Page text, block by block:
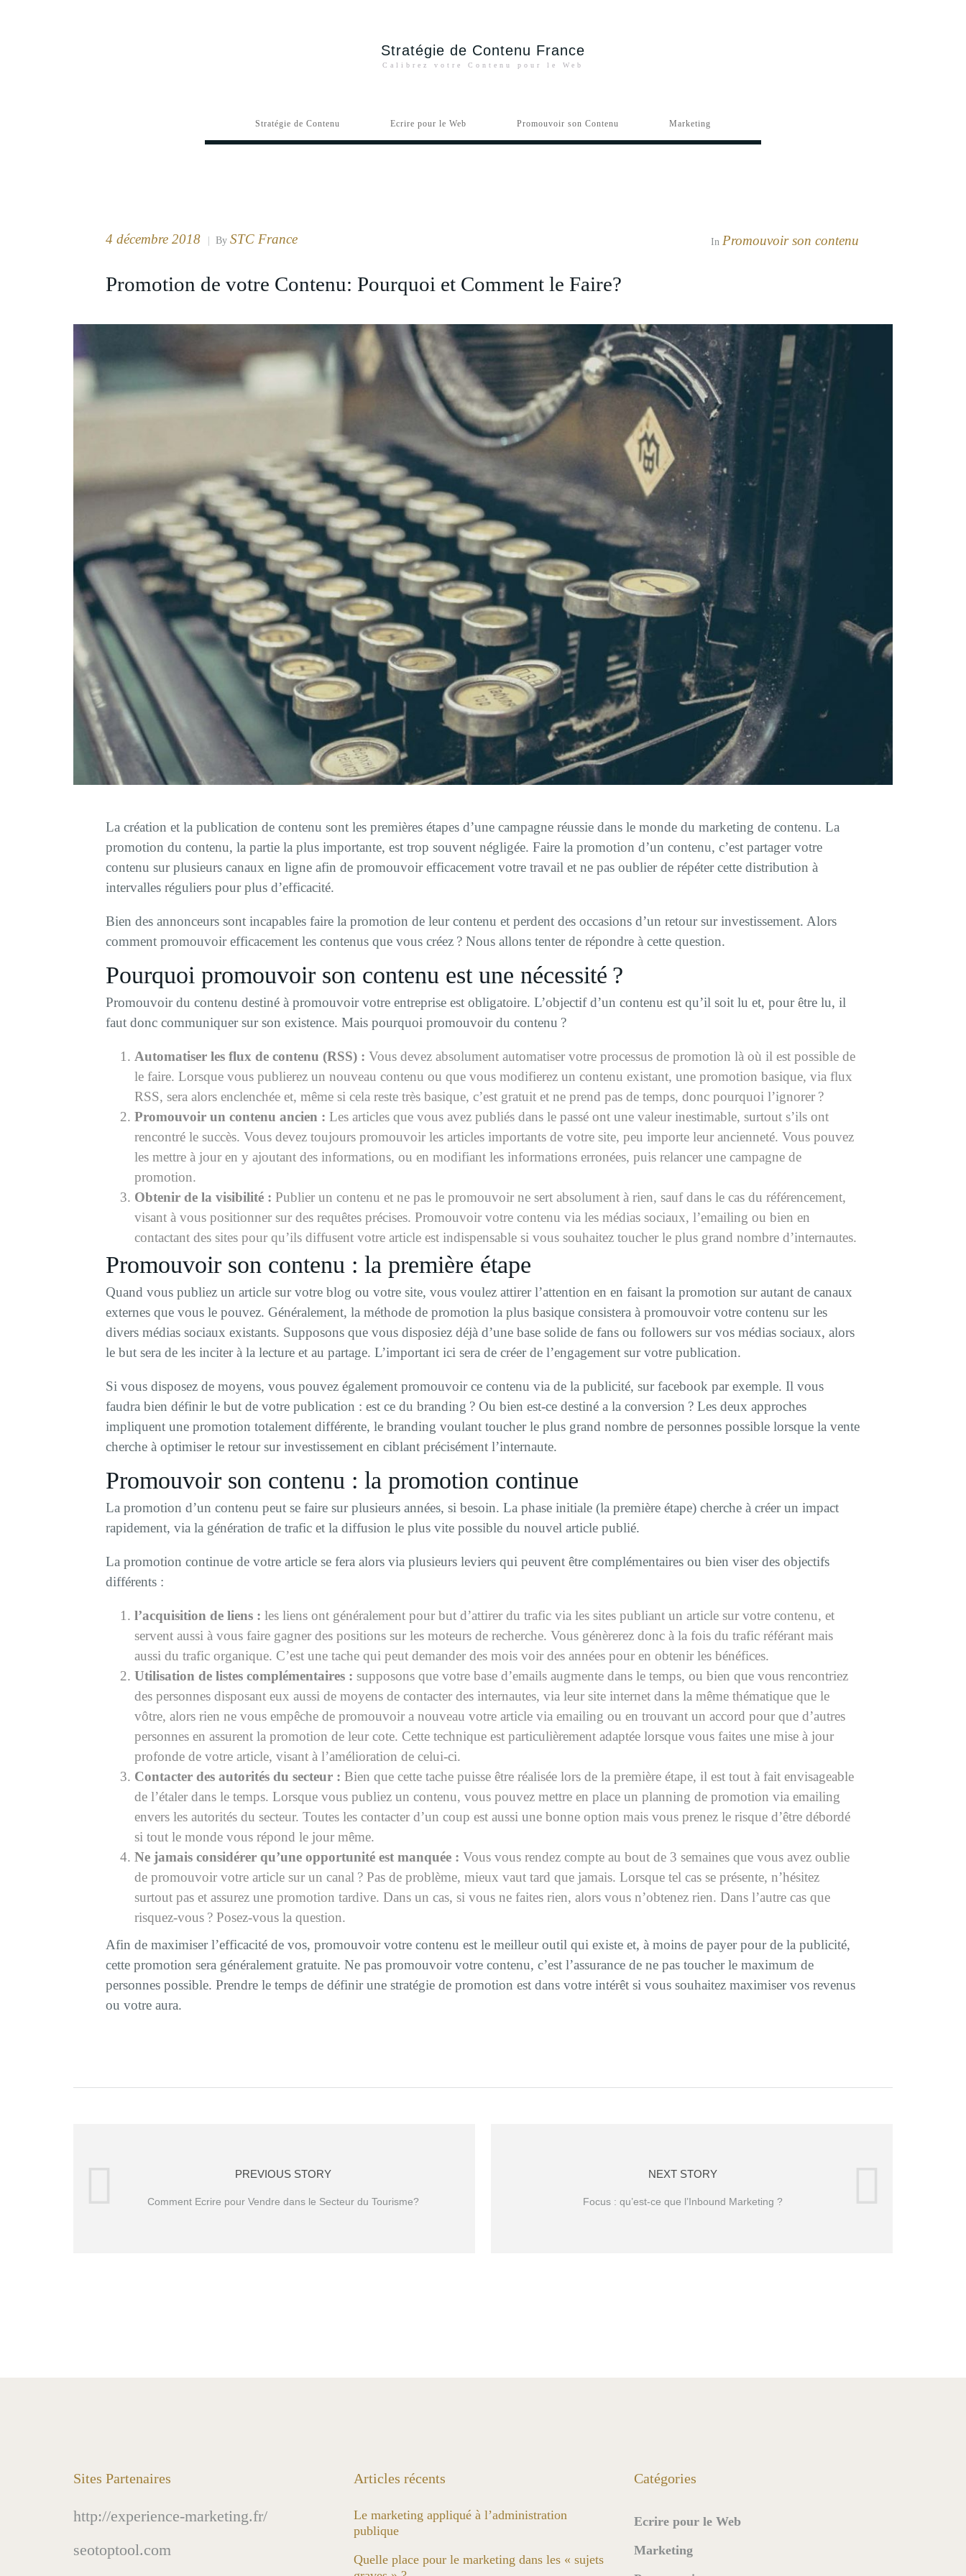
Stratégie de Contenu France
Calibrez votre Contenu pour le Web
Stratégie de Contenu Ecrire pour le Web Promouvoir son Contenu Marketing
4 décembre 2018 By STC France In Promouvoir son contenu
Promotion de votre Contenu: Pourquoi et Comment le Faire?
La création et la publication de contenu sont les premières étapes d’une campagne réussie dans le monde du marketing de contenu. La
promotion du contenu, la partie la plus importante, est trop souvent négligée. Faire la promotion d’un contenu, c’est partager votre
contenu sur plusieurs canaux en ligne afin de promouvoir efficacement votre travail et ne pas oublier de répéter cette distribution à
intervalles réguliers pour plus d’efficacité.
Bien des annonceurs sont incapables faire la promotion de leur contenu et perdent des occasions d’un retour sur investissement. Alors
comment promouvoir efficacement les contenus que vous créez ? Nous allons tenter de répondre à cette question.
Pourquoi promouvoir son contenu est une nécessité ?
Promouvoir du contenu destiné à promouvoir votre entreprise est obligatoire. L’objectif d’un contenu est qu’il soit lu et, pour être lu, il
faut donc communiquer sur son existence. Mais pourquoi promouvoir du contenu ?
Automatiser les flux de contenu (RSS) : Vous devez absolument automatiser votre processus de promotion là où il est possible de
le faire. Lorsque vous publierez un nouveau contenu ou que vous modifierez un contenu existant, une promotion basique, via flux
RSS, sera alors enclenchée et, même si cela reste très basique, c’est gratuit et ne prend pas de temps, donc pourquoi l’ignorer ?
Promouvoir un contenu ancien : Les articles que vous avez publiés dans le passé ont une valeur inestimable, surtout s’ils ont
rencontré le succès. Vous devez toujours promouvoir les articles importants de votre site, peu importe leur ancienneté. Vous pouvez
les mettre à jour en y ajoutant des informations, ou en modifiant les informations erronées, puis relancer une campagne de
promotion.
Obtenir de la visibilité : Publier un contenu et ne pas le promouvoir ne sert absolument à rien, sauf dans le cas du référencement,
visant à vous positionner sur des requêtes précises. Promouvoir votre contenu via les médias sociaux, l’emailing ou bien en
contactant des sites pour qu’ils diffusent votre article est indispensable si vous souhaitez toucher le plus grand nombre d’internautes.
Promouvoir son contenu : la première étape
Quand vous publiez un article sur votre blog ou votre site, vous voulez attirer l’attention en en faisant la promotion sur autant de canaux
externes que vous le pouvez. Généralement, la méthode de promotion la plus basique consistera à promouvoir votre contenu sur les
divers médias sociaux existants. Supposons que vous disposiez déjà d’une base solide de fans ou followers sur vos médias sociaux, alors
le but sera de les inciter à la lecture et au partage. L’important ici sera de créer de l’engagement sur votre publication.
Si vous disposez de moyens, vous pouvez également promouvoir ce contenu via de la publicité, sur facebook par exemple. Il vous
faudra bien définir le but de votre publication : est ce du branding ? Ou bien est-ce destiné a la conversion ? Les deux approches
impliquent une promotion totalement différente, le branding voulant toucher le plus grand nombre de personnes possible lorsque la vente
cherche à optimiser le retour sur investissement en ciblant précisément l’internaute.
Promouvoir son contenu : la promotion continue
La promotion d’un contenu peut se faire sur plusieurs années, si besoin. La phase initiale (la première étape) cherche à créer un impact
rapidement, via la génération de trafic et la diffusion le plus vite possible du nouvel article publié.
La promotion continue de votre article se fera alors via plusieurs leviers qui peuvent être complémentaires ou bien viser des objectifs
différents :
l’acquisition de liens : les liens ont généralement pour but d’attirer du trafic via les sites publiant un article sur votre contenu, et
servent aussi à vous faire gagner des positions sur les moteurs de recherche. Vous génèrerez donc à la fois du trafic référant mais
aussi du trafic organique. C’est une tache qui peut demander des mois voir des années pour en obtenir les bénéfices.
Utilisation de listes complémentaires : supposons que votre base d’emails augmente dans le temps, ou bien que vous rencontriez
des personnes disposant eux aussi de moyens de contacter des internautes, via leur site internet dans la même thématique que le
vôtre, alors rien ne vous empêche de promouvoir a nouveau votre article via emailing ou en trouvant un accord pour que d’autres
personnes en assurent la promotion de leur cote. Cette technique est particulièrement adaptée lorsque vous faites une mise à jour
profonde de votre article, visant à l’amélioration de celui-ci.
Contacter des autorités du secteur : Bien que cette tache puisse être réalisée lors de la première étape, il est tout à fait envisageable
de l’étaler dans le temps. Lorsque vous publiez un contenu, vous pouvez mettre en place un planning de promotion via emailing
envers les autorités du secteur. Toutes les contacter d’un coup est aussi une bonne option mais vous prenez le risque d’être débordé
si tout le monde vous répond le jour même.
Ne jamais considérer qu’une opportunité est manquée : Vous vous rendez compte au bout de 3 semaines que vous avez oublie
de promouvoir votre article sur un canal ? Pas de problème, mieux vaut tard que jamais. Lorsque tel cas se présente, n’hésitez
surtout pas et assurez une promotion tardive. Dans un cas, si vous ne faites rien, alors vous n’obtenez rien. Dans l’autre cas que
risquez-vous ? Posez-vous la question.
Afin de maximiser l’efficacité de vos, promouvoir votre contenu est le meilleur outil qui existe et, à moins de payer pour de la publicité,
cette promotion sera généralement gratuite. Ne pas promouvoir votre contenu, c’est l’assurance de ne pas toucher le maximum de
personnes possible. Prendre le temps de définir une stratégie de promotion est dans votre intérêt si vous souhaitez maximiser vos revenus
ou votre aura.
PREVIOUS STORY
Comment Ecrire pour Vendre dans le Secteur du Tourisme?
NEXT STORY
Focus : qu’est-ce que l’Inbound Marketing ?
Sites Partenaires
http://experience-marketing.fr/
seotoptool.com
Articles récents
Le marketing appliqué à l’administration
publique
Quelle place pour le marketing dans les « sujets
Catégories
Ecrire pour le Web
Marketing